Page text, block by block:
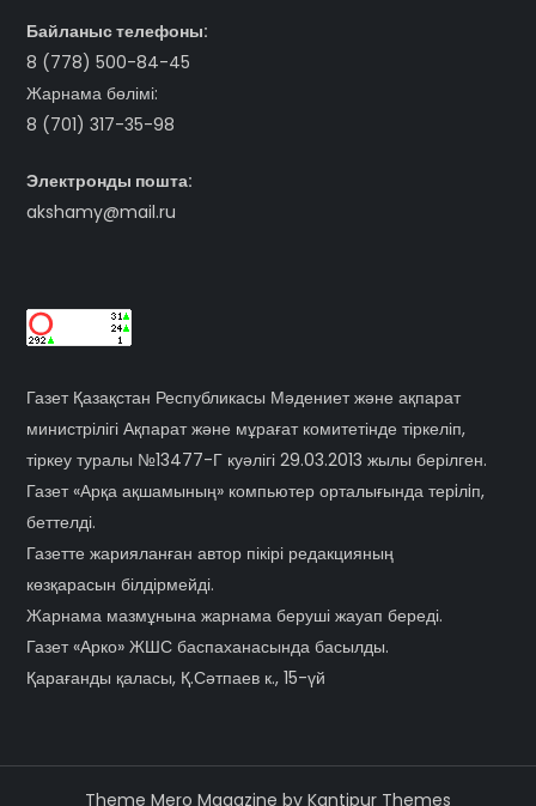
Байланыс телефоны:
8 (778) 500-84-45
Жарнама бөлімі:
8 (701) 317-35-98
Электронды пошта:
akshamy@mail.ru
Газет Қазақстан Республикасы Мәдениет және ақпарат
министрілігі Ақпарат және мұрағат комитетінде тіркеліп,
тіркеу туралы №13477-Г куәлігі 29.03.2013 жылы берілген.
Газет «Арқа ақшамының» компьютер орталығында терiлiп,
беттелді.
Газетте жарияланған автор пікірі редакцияның
көзқарасын білдірмейді.
Жарнама мазмұнына жарнама беруші жауап береді.
Газет «Арко» ЖШС баспаханасында басылды.
Қарағанды қаласы, Қ.Сәтпаев к., 15-үй
Theme Mero Magazine by Kantipur Themes